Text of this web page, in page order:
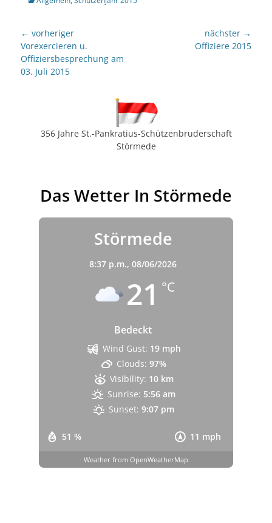
Beitragsnavigation
← vorheriger
Vorheriger
Beitrag:
Vorexercieren u.
Offiziersbesprechung am
03. Juli 2015
nächster →
Offiziere 2015
356 Jahre St.-Pankratius-Schützenbruderschaft
Störmede
Das Wetter In Störmede
Störmede
8:37 p.m., 08/06/2026
21 °C
Bedeckt
51 % 11 mph
Wind Gust: 19 mph
Clouds: 97%
Visibility: 10 km
Sunrise: 5:56 am
Sunset: 9:07 pm
Weather from OpenWeatherMap